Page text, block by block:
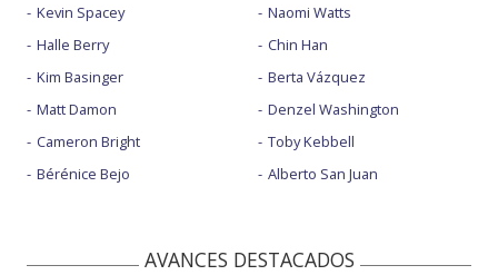
Kevin Spacey
Halle Berry
Kim Basinger
Matt Damon
Cameron Bright
Bérénice Bejo
Naomi Watts
Chin Han
Berta Vázquez
Denzel Washington
Toby Kebbell
Alberto San Juan
AVANCES DESTACADOS